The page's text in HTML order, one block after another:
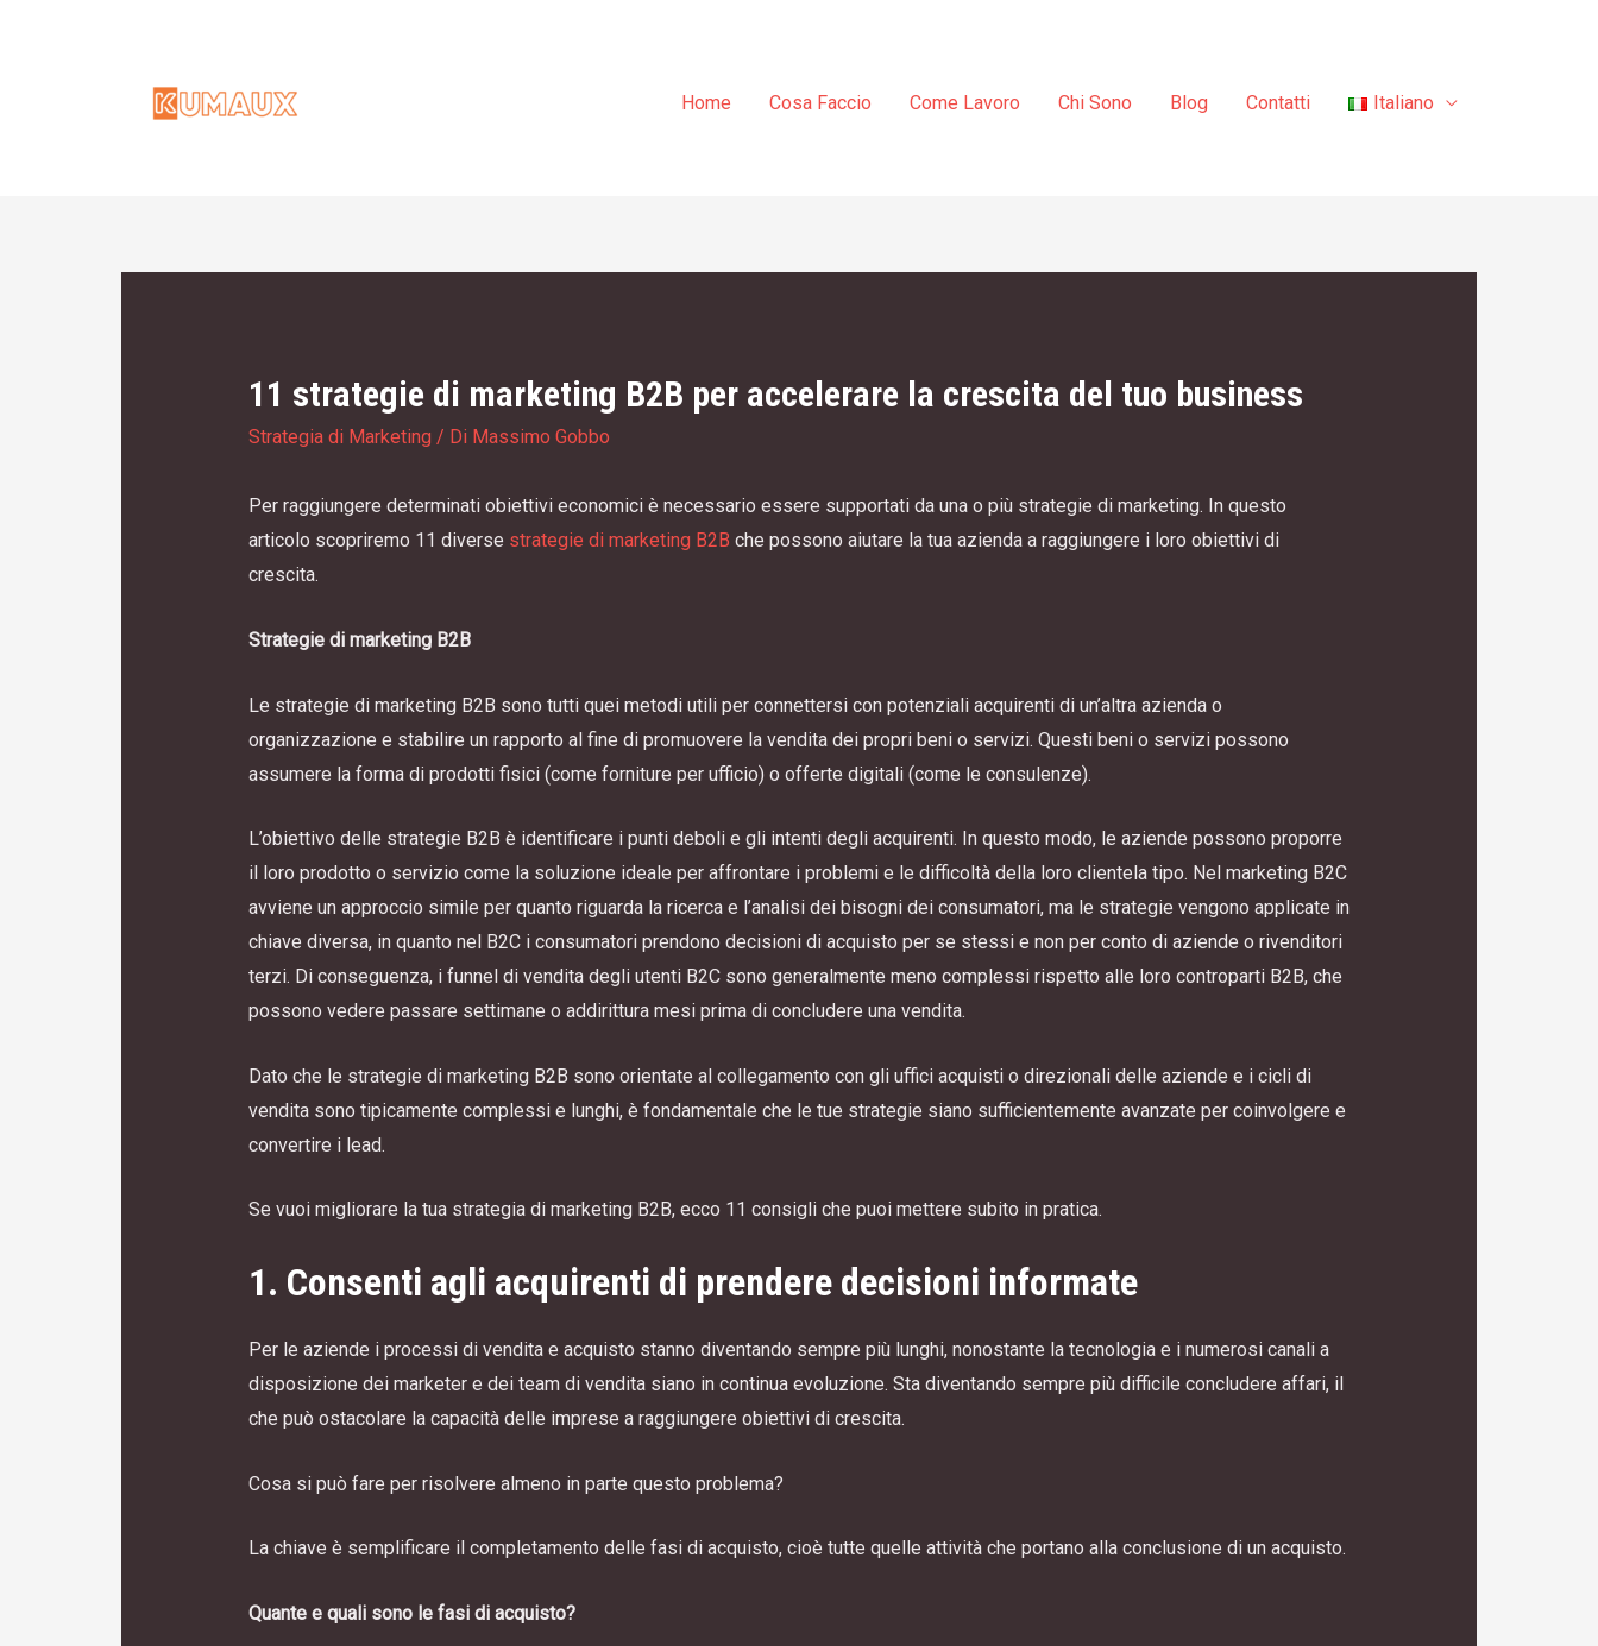
Home Cosa Faccio Come Lavoro Chi Sono Blog Contatti Italiano
11 strategie di marketing B2B per accelerare la crescita del tuo business
Strategia di Marketing / Di Massimo Gobbo
Per raggiungere determinati obiettivi economici è necessario essere supportati da una o più strategie di marketing. In questo
articolo scopriremo 11 diverse strategie di marketing B2B che possono aiutare la tua azienda a raggiungere i loro obiettivi di
crescita.
Strategie di marketing B2B
Le strategie di marketing B2B sono tutti quei metodi utili per connettersi con potenziali acquirenti di un’altra azienda o
organizzazione e stabilire un rapporto al fine di promuovere la vendita dei propri beni o servizi. Questi beni o servizi possono
assumere la forma di prodotti fisici (come forniture per ufficio) o offerte digitali (come le consulenze).
L’obiettivo delle strategie B2B è identificare i punti deboli e gli intenti degli acquirenti. In questo modo, le aziende possono proporre
il loro prodotto o servizio come la soluzione ideale per affrontare i problemi e le difficoltà della loro clientela tipo. Nel marketing B2C
avviene un approccio simile per quanto riguarda la ricerca e l’analisi dei bisogni dei consumatori, ma le strategie vengono applicate in
chiave diversa, in quanto nel B2C i consumatori prendono decisioni di acquisto per se stessi e non per conto di aziende o rivenditori
terzi. Di conseguenza, i funnel di vendita degli utenti B2C sono generalmente meno complessi rispetto alle loro controparti B2B, che
possono vedere passare settimane o addirittura mesi prima di concludere una vendita.
Dato che le strategie di marketing B2B sono orientate al collegamento con gli uffici acquisti o direzionali delle aziende e i cicli di
vendita sono tipicamente complessi e lunghi, è fondamentale che le tue strategie siano sufficientemente avanzate per coinvolgere e
convertire i lead.
Se vuoi migliorare la tua strategia di marketing B2B, ecco 11 consigli che puoi mettere subito in pratica.
1. Consenti agli acquirenti di prendere decisioni informate
Per le aziende i processi di vendita e acquisto stanno diventando sempre più lunghi, nonostante la tecnologia e i numerosi canali a
disposizione dei marketer e dei team di vendita siano in continua evoluzione. Sta diventando sempre più difficile concludere affari, il
che può ostacolare la capacità delle imprese a raggiungere obiettivi di crescita.
Cosa si può fare per risolvere almeno in parte questo problema?
La chiave è semplificare il completamento delle fasi di acquisto, cioè tutte quelle attività che portano alla conclusione di un acquisto.
Quante e quali sono le fasi di acquisto?